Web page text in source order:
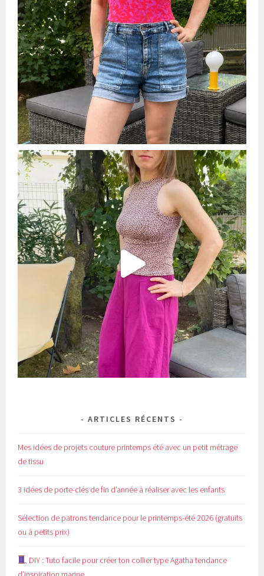
ARTICLES RÉCENTS
Mes idées de projets couture printemps été avec un petit métrage
de tissu
3 idées de porte-clés de fin d’année à réaliser avec les enfants
Sélection de patrons tendance pour le printemps-été 2026 (gratuits
ou à petits prix)
DIY : Tuto facile pour créer ton collier type Agatha tendance